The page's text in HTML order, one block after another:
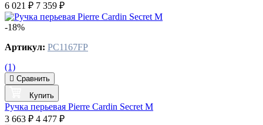
6 021 ₽ 7 359 ₽
-18%
Артикул: PC1167FP
(1)
Сравнить
Купить
Ручка перьевая Pierre Cardin Secret М
3 663 ₽ 4 477 ₽